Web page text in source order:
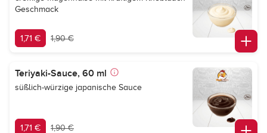
Geschmack
1,71 € 1,90 €
Teriyaki-Sauce, 60 ml
süßlich-würzige japanische Sauce
1,71 € 1,90 €